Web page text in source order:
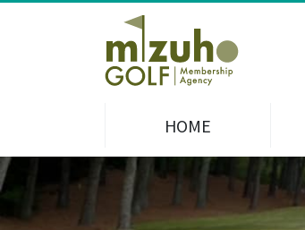
HOME